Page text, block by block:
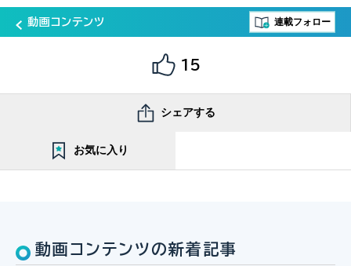
動画コンテンツ 連載フォロー
15
シェアする
お気に入り
動画コンテンツの新着記事